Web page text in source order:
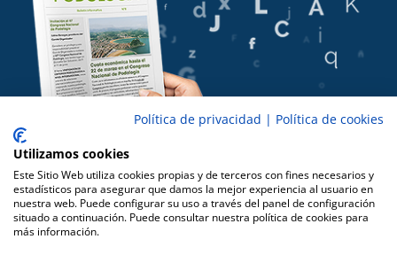
Política de privacidad | Política de cookies
Utilizamos cookies
Este Sitio Web utiliza cookies propias y de terceros con fines necesarios y
estadísticos para asegurar que damos la mejor experiencia al usuario en
nuestra web. Puede configurar su uso a través del panel de configuración
situado a continuación. Puede consultar nuestra política de cookies para
más información.